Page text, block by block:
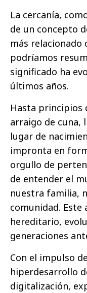
La cercanía,
de un concepto
más relacionado
podríamos
significado ha
últimos años.
Hasta principios
arraigo de cuna,
lugar de
impronta en
orgullo de
de entender el
nuestra familia,
comunidad.
hereditario,
generaciones
Con el impulso
hiperdesarrollo
digitalización,